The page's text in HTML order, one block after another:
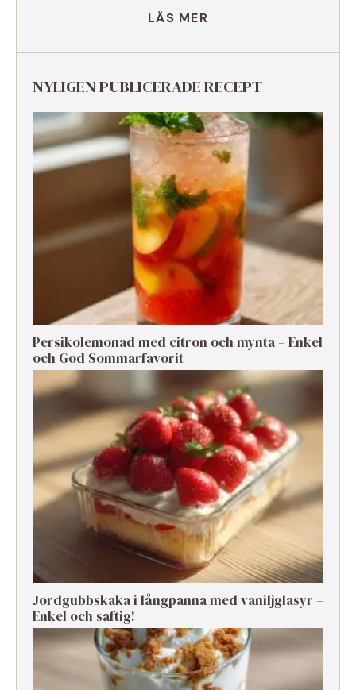
LÄS MER
NYLIGEN PUBLICERADE RECEPT
Persikolemonad med citron och mynta – Enkel
och God Sommarfavorit
Jordgubbskaka i långpanna med vaniljglasyr –
Enkel och saftig!